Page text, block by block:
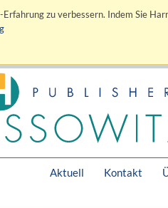
zu verbessern. Indem Sie
Aktuell Kontakt